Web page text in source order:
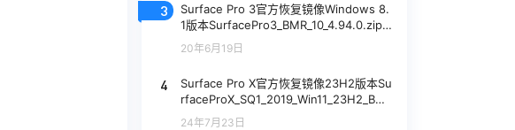
3
Surface Pro 3官方恢复镜像Windows 8.
1版本SurfacePro3_BMR_10_4.94.0.zip
网盘下载
20年6月19日
4
Surface Pro X官方恢复镜像23H2版本Su
rfaceProX_SQ1_2019_Win11_23H2_BMR
_12010_141.2404.2.zip网盘下载
24年7月23日